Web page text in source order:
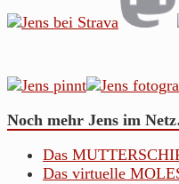
Noch mehr Jens im
Das
Das virtuelle